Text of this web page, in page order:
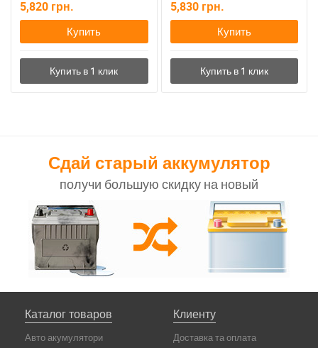
5,820 грн.
Купить
5,830 грн.
Купить
Сдай старый аккумулятор
получи большую скидку на новый
Каталог товаров
Авто акумулятори
Клиенту
Доставка та оплата